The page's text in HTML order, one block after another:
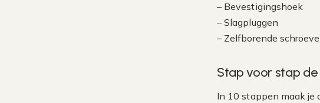
– Bevestigingshoek
– Slagpluggen
– Zelfborende
Stap voor stap
In 10 stappen maak je